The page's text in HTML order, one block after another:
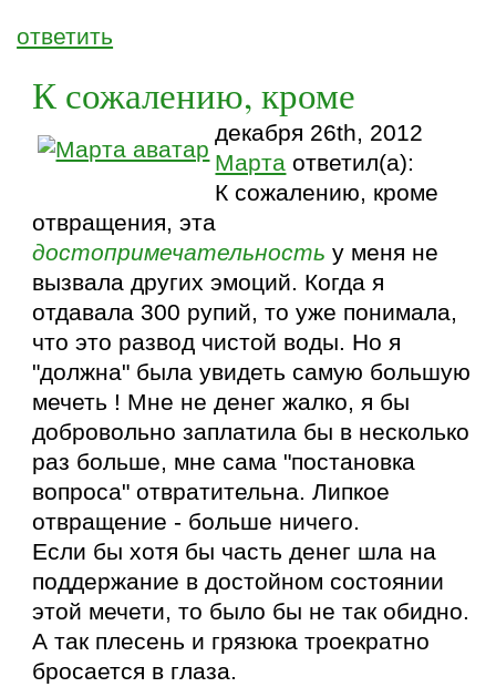
ответить
К сожалению, кроме
декабря 26th, 2012
Марта ответил(а):
К сожалению, кроме
отвращения, эта
достопримечательность у меня не
вызвала других эмоций. Когда я
отдавала 300 рупий, то уже понимала,
что это развод чистой воды. Но я
"должна" была увидеть самую большую
мечеть ! Мне не денег жалко, я бы
добровольно заплатила бы в несколько
раз больше, мне сама "постановка
вопроса" отвратительна. Липкое
отвращение - больше ничего.
Если бы хотя бы часть денег шла на
поддержание в достойном состоянии
этой мечети, то было бы не так обидно.
А так плесень и грязюка троекратно
бросается в глаза.